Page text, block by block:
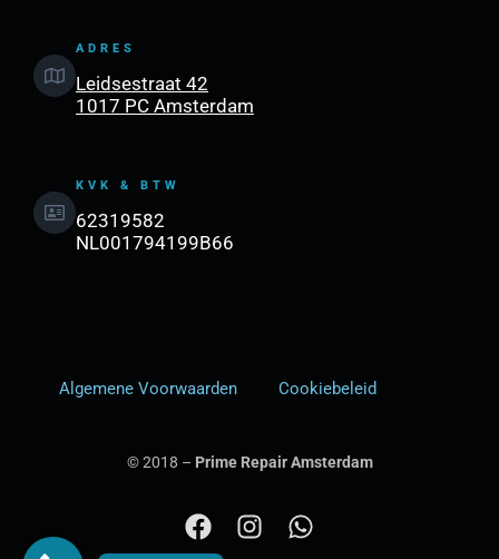
ADRES
Leidsestraat 42
1017 PC Amsterdam
KVK & BTW
62319582
NL001794199B66
Algemene Voorwaarden Cookiebeleid
© 2018 – Prime Repair Amsterdam
F I W